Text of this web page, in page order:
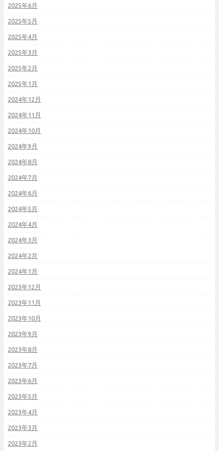
2025年6月
2025年5月
2025年4月
2025年3月
2025年2月
2025年1月
2024年12月
2024年11月
2024年10月
2024年9月
2024年8月
2024年7月
2024年6月
2024年5月
2024年4月
2024年3月
2024年2月
2024年1月
2023年12月
2023年11月
2023年10月
2023年9月
2023年8月
2023年7月
2023年6月
2023年5月
2023年4月
2023年3月
2023年2月